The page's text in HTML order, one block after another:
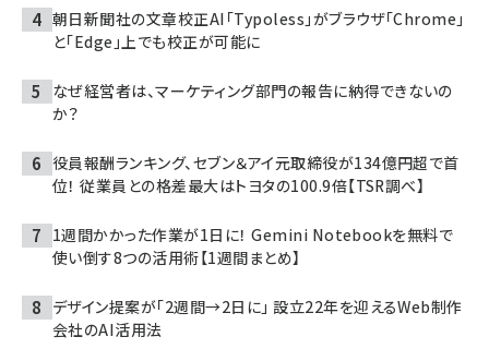
朝日新聞社の文章校正AI「Typoless」がブラウザ「Chrome」
と「Edge」上でも校正が可能に
なぜ経営者は、マーケティング部門の報告に納得できないの
か？
役員報酬ランキング、セブン＆アイ元取締役が134億円超で首
位！ 従業員との格差最大はトヨタの100.9倍【TSR調べ】
1週間かかった作業が1日に！ Gemini Notebookを無料で
使い倒す8つの活用術【1週間まとめ】
デザイン提案が「2週間→2日に」 設立22年を迎えるWeb制作
会社のAI活用法